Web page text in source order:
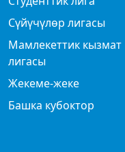
Сүйүчүлөр лигасы
Мамлекеттик кызмат
лигасы
Жекеме-жеке
Башка кубоктор